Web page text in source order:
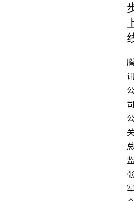
腾
讯
公
司
公
关
总
监
张
军